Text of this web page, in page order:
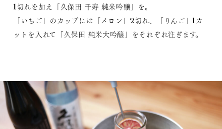
1切れを加え「久保田 千寿 純米吟醸」を。
「いちご」のカップには「メロン」2切れ、「りんご」1カ
ットを入れて「久保田 純米大吟醸」をそれぞれ注ぎます。